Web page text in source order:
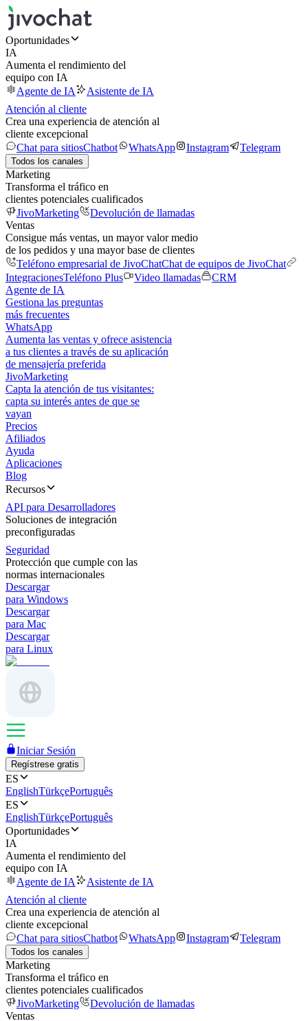
Oportunidades
IA
Aumenta el rendimiento del
equipo con IA
Agente de IA
Asistente de IA
Atención al cliente
Crea una experiencia de atención al
cliente excepcional
Chat para sitiosChatbot WhatsApp Instagram Telegram
Todos los canales
Marketing
Transforma el tráfico en
clientes potenciales cualificados
JivoMarketing
Devolución de llamadas
Ventas
Consigue más ventas, un mayor valor medio
de los pedidos y una mayor base de clientes
Teléfono empresarial de JivoChatChat de equipos de JivoChat
IntegracionesTeléfono Plus Video llamadas
CRM
Agente de IA
Gestiona las preguntas
más frecuentes
WhatsApp
Aumenta las ventas y ofrece asistencia
a tus clientes a través de su aplicación
de mensajería preferida
JivoMarketing
Capta la atención de tus visitantes:
capta su interés antes de que se
vayan
Precios
Afiliados
Ayuda
Aplicaciones
Blog
Recursos
API para Desarrolladores
Soluciones de integración
preconfiguradas
Seguridad
Protección que cumple con las
normas internacionales
Descargar
para Windows
Descargar
para Mac
Descargar
para Linux
Iniciar Sesión
Regístrese gratis
ES
EnglishTürkçePortuguês
ES
EnglishTürkçePortuguês
Oportunidades
IA
Aumenta el rendimiento del
equipo con IA
Agente de IA
Asistente de IA
Atención al cliente
Crea una experiencia de atención al
cliente excepcional
Chat para sitiosChatbot WhatsApp Instagram Telegram
Todos los canales
Marketing
Transforma el tráfico en
clientes potenciales cualificados
JivoMarketing
Devolución de llamadas
Ventas